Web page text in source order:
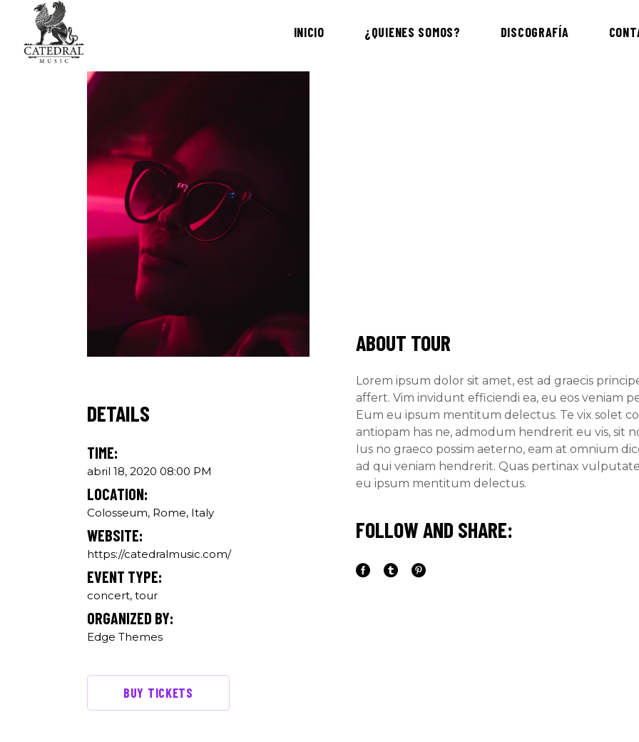
INICIO ¿QUIENES SOMOS? DISCOGRAFÍA
DETAILS
TIME:
abril 18, 2020 08:00 PM
LOCATION:
Colosseum, Rome, Italy
WEBSITE:
https://catedralmusic.com/
EVENT TYPE:
concert, tour
ORGANIZED BY:
Edge Themes
BUY TICKETS
ABOUT TOUR
Lorem ipsum dolor sit amet, est ad graecis
affert. Vim invidunt efficiendi ea, eu eos veniam
Eum eu ipsum mentitum delectus. Te vix solet
antiopam has ne, admodum hendrerit eu vis, sit
Ius no graeco possim aeterno, eam at omnium
ad qui veniam hendrerit. Quas pertinax
eu ipsum mentitum delectus.
FOLLOW AND SHARE: